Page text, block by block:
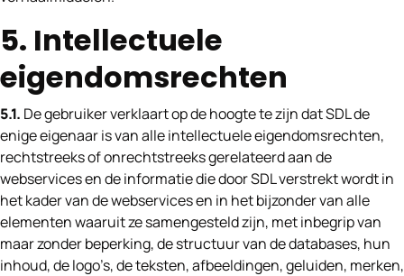
5. Intellectuele
eigendomsrechten
5.1. De gebruiker verklaart op de hoogte te zijn dat SDL de
enige eigenaar is van alle intellectuele eigendomsrechten,
rechtstreeks of onrechtstreeks gerelateerd aan de
webservices en de informatie die door SDL verstrekt wordt in
het kader van de webservices en in het bijzonder van alle
elementen waaruit ze samengesteld zijn, met inbegrip van
maar zonder beperking, de structuur van de databases, hun
inhoud, de logo’s, de teksten, afbeeldingen, geluiden, merken,